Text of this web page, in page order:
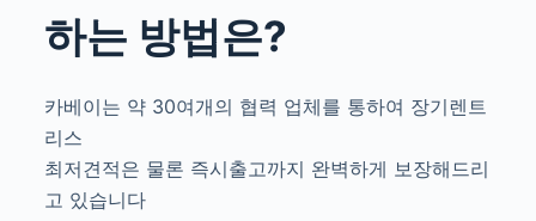
하는 방법은?
카베이는 약 30여개의 협력 업체를 통하여 장기렌트
리스
최저견적은 물론 즉시출고까지 완벽하게 보장해드리
고 있습니다